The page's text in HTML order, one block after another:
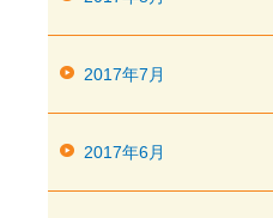
2017年7月
2017年6月